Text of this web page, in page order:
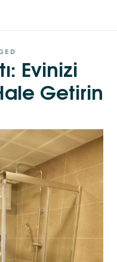
Evinizi
Getirin